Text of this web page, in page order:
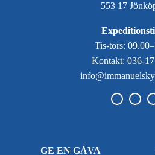
553 17
Tis-tors:
Kontakt: 036-
GE EN GÅVA